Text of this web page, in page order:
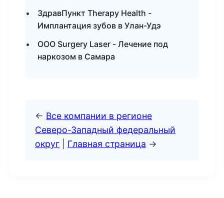
ЗдравПункт Therapy Health -
Имплантация зубов в Улан-Удэ
ООО Surgery Laser - Лечение под
наркозом в Самара
← Все компании в регионе
Северо-Западный федеральный
округ
Главная страница →